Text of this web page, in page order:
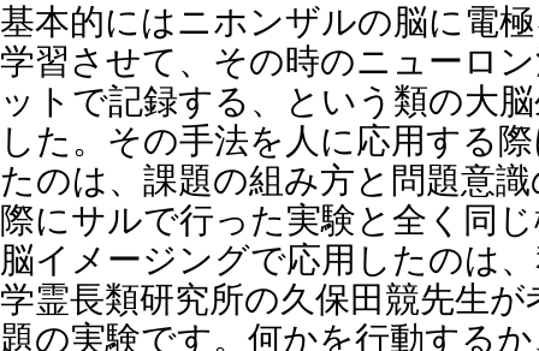
基本的にはニホンザルの脳に電
学習させて、その時のニューロ
ットで記録する、という類の大
した。その手法を人に応用する
たのは、課題の組み方と問題意
際にサルで行った実験と全く同
脳イメージングで応用したのは
学霊長類研究所の久保田競先生
題の実験です。何かを行動する